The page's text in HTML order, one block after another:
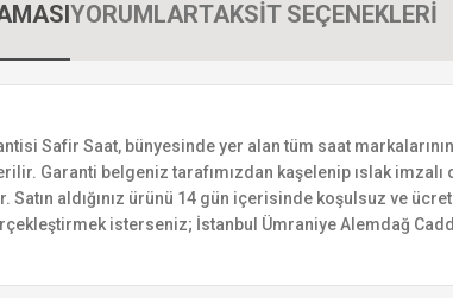
YORUMLARTAKSİT SEÇENEKLERİ
Safir Saat, bünyesinde yer alan tüm saat
Garanti belgeniz tarafımızdan kaşelenip ıslak imzalı
aldığınız ürünü 14 gün içerisinde koşulsuz ve
isterseniz; İstanbul Ümraniye Alemdağ